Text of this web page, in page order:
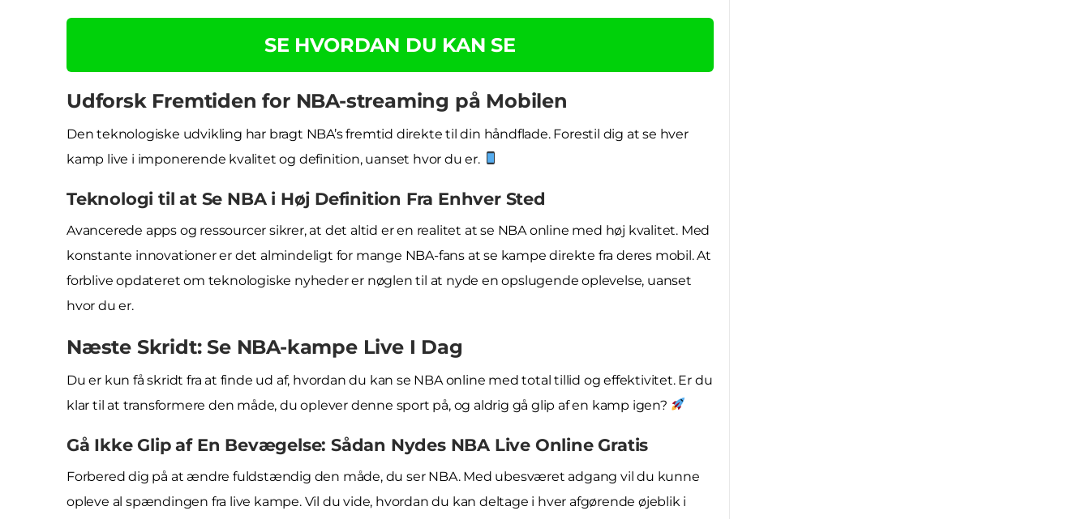
SE HVORDAN DU KAN SE
Udforsk Fremtiden for NBA-streaming på Mobilen
Den teknologiske udvikling har bragt NBA’s fremtid direkte til din håndflade. Forestil dig at se hver
kamp live i imponerende kvalitet og definition, uanset hvor du er.
Teknologi til at Se NBA i Høj Definition Fra Enhver Sted
Avancerede apps og ressourcer sikrer, at det altid er en realitet at se NBA online med høj kvalitet. Med
konstante innovationer er det almindeligt for mange NBA-fans at se kampe direkte fra deres mobil. At
forblive opdateret om teknologiske nyheder er nøglen til at nyde en opslugende oplevelse, uanset
hvor du er.
Næste Skridt: Se NBA-kampe Live I Dag
Du er kun få skridt fra at finde ud af, hvordan du kan se NBA online med total tillid og effektivitet. Er du
klar til at transformere den måde, du oplever denne sport på, og aldrig gå glip af en kamp igen?
Gå Ikke Glip af En Bevægelse: Sådan Nydes NBA Live Online Gratis
Forbered dig på at ændre fuldstændig den måde, du ser NBA. Med ubesværet adgang vil du kunne
opleve al spændingen fra live kampe. Vil du vide, hvordan du kan deltage i hver afgørende øjeblik i